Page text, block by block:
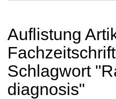
Auflistung
Schlagwort
diagnosis"